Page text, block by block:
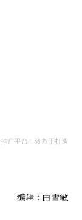
广平台，致力于打造
编辑： 白雪敏